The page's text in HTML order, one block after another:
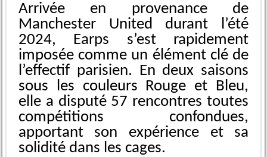
Arrivée en provenance de
Manchester United durant l’été
2024, Earps s’est rapidement
imposée comme un élément clé de
l’effectif parisien. En deux saisons
sous les couleurs Rouge et Bleu,
elle a disputé 57 rencontres toutes
compétitions confondues,
apportant son expérience et sa
solidité dans les cages.